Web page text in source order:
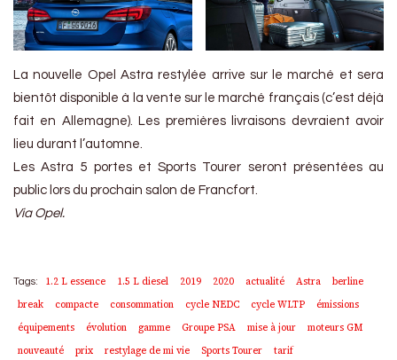
La nouvelle Opel Astra restylée arrive sur le marché et sera
bientôt disponible à la vente sur le marché français (c’est déjà
fait en Allemagne). Les premières livraisons devraient avoir
lieu durant l’automne.
Les Astra 5 portes et Sports Tourer seront présentées au
public lors du prochain salon de Francfort.
Via Opel.
Tags: 1.2 L essence 1.5 L diesel 2019 2020 actualité Astra
berline
break
compacte consommation cycle NEDC cycle WLTP
émissions
équipements
évolution gamme Groupe PSA mise à jour
moteurs GM
nouveauté
prix restylage de mi vie Sports Tourer
tarif